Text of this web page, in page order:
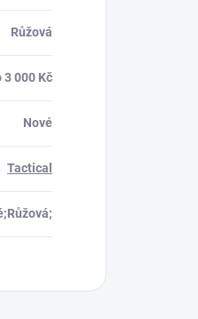
Růžová
3 000 Kč
Nové
Tactical